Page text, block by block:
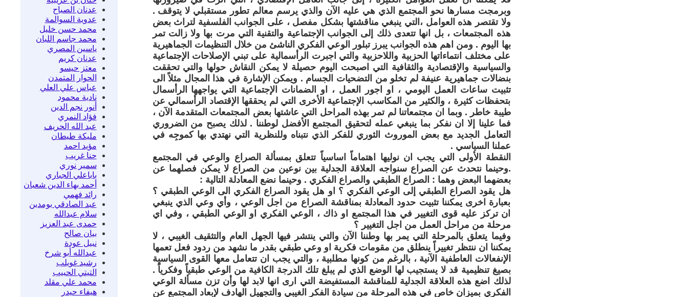
عدنان الصباح
عدوية السوالمة
محمد حسن خليل
محمد جاسم اللبان
ياسين المصري
عدنان كريم
معتز حيسو
الحوار المتمدن
عباس علي العلي
نادية محمود
أنور نجم الدين
فؤاد النمري
عبد الله الحريف
مليكة طيطان
مؤيد احمد
حنا غريب
سمير نوري
باباعلي الجباري
أحمد بهاء الدين شعبان
رائد فهمي
عبد الصادقي بومدين
سلام عبدالله
حمدى عبد العزيز
بيان صالح
نبيل عودة
عبدالله أبو شرخ
رشيد غويلب
التيتي الحبيب
محمد علي مقلد
هيفاء حيدر
وبرمجت مسارها نحو المجتمع الذي هي عليه الآن والذي يرسم معالم تطور مستقبلي لا يتوقف .
ولا تقتصر هذه العوامل ،التي ينبغي مناقشتها بشكل مفصل ، على الجوانب الفلسفية لتراث بعض
هذه المجتمعات ، بل انها تتعدى ذلك إلى الجوانب الإجتماعية والتقنية التي مرت بها ولا زالت تمر
بها اليوم . ومن اهم هذه الجوانب يبرز تبلور الوعي الفكري الناشئ من خلال التنظيمات الجماهيرية
على مختلف انتماءاتها الحزبية واللاحزبية والتي اجبرت الرأسمالية على تبني الإصلاحات الإجتماعية
والسياسية والإقتصادية والثقافية التي اصبحت اليوم حصيلة لا يمكن النقاش حولها والتي تحققت
بنضالات جماهيرية عنيفة لم تخلو من التضحيات الجسام . ويمكن الإشارة في هذا المجال مثلاً الى
تثبيت ساعات العمل اليومي ، او اجور العمل ، او الضمانات الإجتماعية التي يواجهها الرأسمال
بتحفظات كثيرة ، والكثير من المكاسب الإجتماعية الأخرى التي لم يحققها الإقتصاد الرأسمالي عن
طيبة خاطر . وبما ان مجتمعاتنا لم تمر بهذه المراحل التي عاشتها بعض المجتمعات المتقدمة الآن ،
فما علينا إلا ان نفكر بما ينبغي عمله لتحقيق المجتمع الأفضل لوطننا . لذلك يصبح من الضروري
التعامل الجديد مع بعض الموروث الثوري للفكر الذي نتبناه وللنظرية التي نهتدي بها كموجِه في
عملنا السياسي .
النقطة الأولى التي يجب ان نوليها اهتماماً اساسياً تتعلق بمسألة الصراع والوعي في المجتمع
.وحينما نتحدث عن الصراع سنواجه العلاقة الجدلية بين نوعين من الصراع لا يمكن فصلهما عن
بعضهما البعض وهما : الصراع الطبقي والصراع الفكري . وحينما نضع المعادلة التالية :
هل يقود الصراع الطبقي إلى الوعي الفكري ؟ او هل يقود الصراع الفكري الى الوعي الطبقي ؟
بعبارة اخرى يمكننا تثبيت حدود المعادلة بمناقشة الصراع من اجل الوعي ، وأي وعي الذي ينبغي
ان تركز عليه قوى التغيير في هذا المجتمع او ذاك ، الوعي الفكري او الوعي الطبقي ، وفي اي
مرحلة من مراحل العمل من اجل التغيير ؟
وفيما يتعلق بالمرحلة التي يمر بها وطننا الآن والتي ينتشر فيها الجهل العام والتثقيف الغيبي ، لا
يمكننا ان ننتظر تغييراً ينطلق من مقومات فكرية او وعي طبقي بقدر ما نشهد من ردود فعل تعمها
الإنفعالات العاطفية الآنية ، بالرغم من كونها مطلبية ، والتي يجب ان تتعامل معها القوى السياسية
بصيغ تنظيمية قد لا يستجيب لها الوضع الذي لم يبلغ تلك الدرجة الكافية من الوعي طبقياً وفكرياً .
لذلك اضع هذه العلاقة الجدلية للمناقشة المستفيضة التي ارى انها لابد لها وأن تزن مسألة الوعي
الفكري بميزان خاص في هذه المرحلة من سيادة الفكر الغيبي والتجهيل الهادف لإبعاد المجتمع عن